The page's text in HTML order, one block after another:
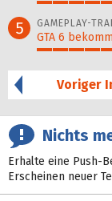
30%
5 GAMEPLAY-
GTA 6
28%
Voriger
Nichts
Erhalte eine Push-
Erscheinen neuer